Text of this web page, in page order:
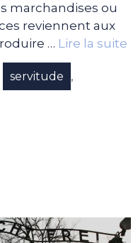
marchandises ou
reviennent aux
… Lire la suite
servitude ,